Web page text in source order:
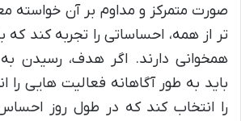
صورت متمرکز و مداوم بر آن خواسته
تر از همه، احساساتی را تجربه کند
همخوانی دارند. اگر هدف، رسیدن
باید به طور آگاهانه فعالیت هایی را
را انتخاب کند که در طول روز